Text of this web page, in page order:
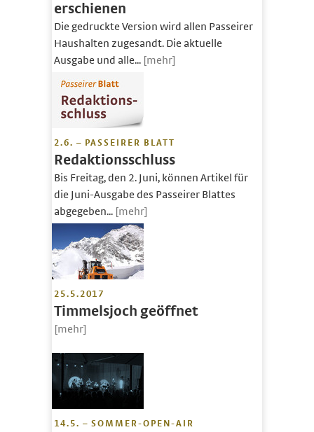
erschienen
Die gedruckte Version wird allen Passeirer
Haushalten zugesandt. Die aktuelle
Ausgabe und alle... [mehr]
2.6. – PASSEIRER BLATT
Redaktionsschluss
Bis Freitag, den 2. Juni, können Artikel für
die Juni-Ausgabe des Passeirer Blattes
abgegeben... [mehr]
25.5.2017
Timmelsjoch geöffnet
[mehr]
14.5. – SOMMER-OPEN-AIR